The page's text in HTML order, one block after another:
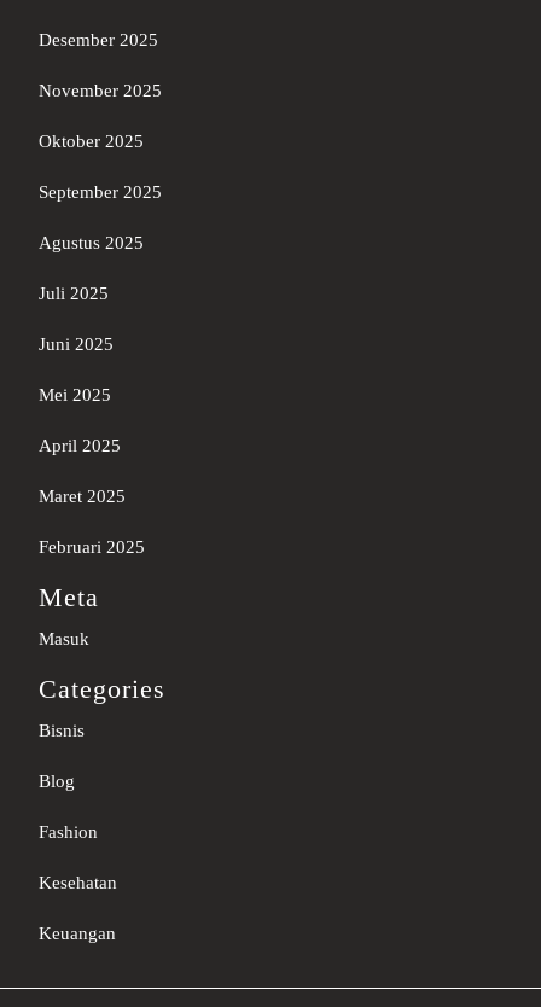
Desember 2025
November 2025
Oktober 2025
September 2025
Agustus 2025
Juli 2025
Juni 2025
Mei 2025
April 2025
Maret 2025
Februari 2025
Meta
Masuk
Categories
Bisnis
Blog
Fashion
Kesehatan
Keuangan